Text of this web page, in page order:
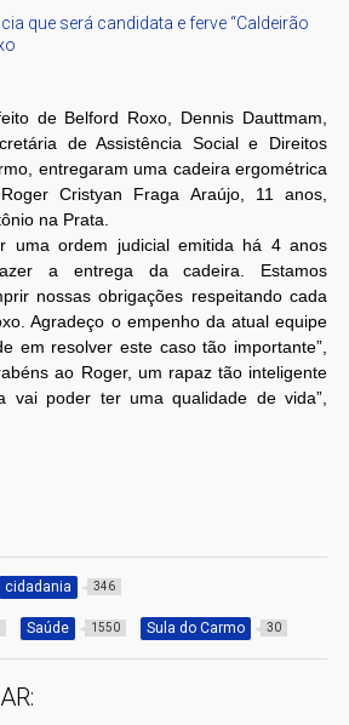
que será candidata e ferve “Caldeirão
de Belford Roxo, Dennis Dauttmam,
de Assistência Social e Direitos
entregaram uma cadeira ergométrica
Cristyan Fraga Araújo, 11 anos,
na Prata.
uma ordem judicial emitida há 4 anos
a entrega da cadeira. Estamos
nossas obrigações respeitando cada
Agradeço o empenho da atual equipe
em resolver este caso tão importante”,
ao Roger, um rapaz tão inteligente
vai poder ter uma qualidade de vida”,
cidadania 346
Saúde 1550 Sula do Carmo 30